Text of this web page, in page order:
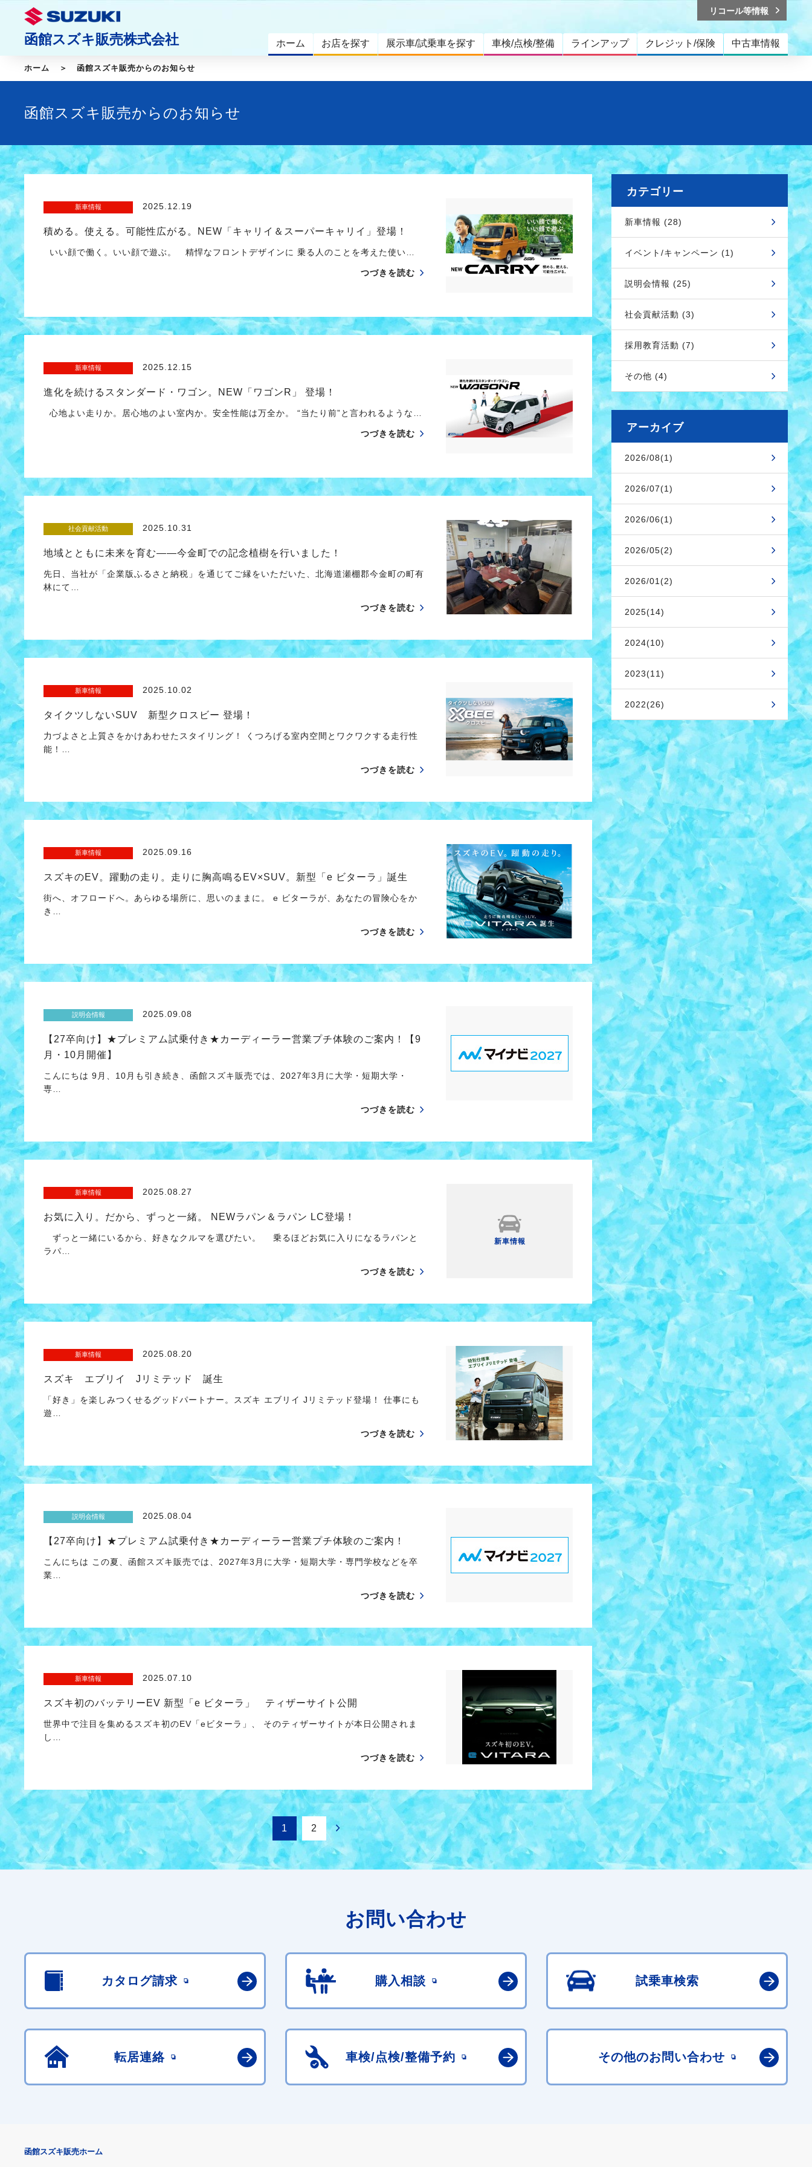
函館スズキ販売株式会社 ホーム お店を探す 展示車/試乗車を探す 車検/点検/整備 ラインアップ クレジット/保険 中古車情報
リコール等情報
ホーム 函館スズキ販売からのお知らせ
函館スズキ販売からのお知らせ
新車情報 2025.12.19
積める。使える。可能性広がる。NEW「キャリイ＆スーパーキャリイ」登場！
いい顔で働く。いい顔で遊ぶ。 精悍なフロントデザインに 乗る人のことを考えた使い…
つづきを読む
新車情報 2025.12.15
進化を続けるスタンダード・ワゴン。NEW「ワゴンR」 登場！
心地よい走りか。居心地のよい室内か。安全性能は万全か。 “当たり前”と言われるような…
つづきを読む
社会貢献活動 2025.10.31
地域とともに未来を育む——今金町での記念植樹を行いました！
先日、当社が「企業版ふるさと納税」を通じてご縁をいただいた、北海道瀬棚郡今金町の町有
林にて…
つづきを読む
新車情報 2025.10.02
タイクツしないSUV 新型クロスビー 登場！
力づよさと上質さをかけあわせたスタイリング！ くつろげる室内空間とワクワクする走行性
能！…
つづきを読む
新車情報 2025.09.16
スズキのEV。躍動の走り。走りに胸高鳴るEV×SUV。新型「e ビターラ」誕生
街へ、オフロードへ。あらゆる場所に、思いのままに。 e ビターラが、あなたの冒険心をか
き…
つづきを読む
説明会情報 2025.09.08
【27卒向け】★プレミアム試乗付き★カーディーラー営業プチ体験のご案内！【9
月・10月開催】
こんにちは 9月、10月も引き続き、函館スズキ販売では、2027年3月に大学・短期大学・
専…
つづきを読む
新車情報 2025.08.27
お気に入り。だから、ずっと一緒。 NEWラパン＆ラパン LC登場！
ずっと一緒にいるから、好きなクルマを選びたい。 乗るほどお気に入りになるラパンと
ラパ…
つづきを読む
新車情報
新車情報 2025.08.20
スズキ エブリイ Jリミテッド 誕生
「好き」を楽しみつくせるグッドパートナー。スズキ エブリイ Jリミテッド登場！ 仕事にも
遊…
つづきを読む
説明会情報 2025.08.04
【27卒向け】★プレミアム試乗付き★カーディーラー営業プチ体験のご案内！
こんにちは この夏、函館スズキ販売では、2027年3月に大学・短期大学・専門学校などを卒
業…
つづきを読む
新車情報 2025.07.10
スズキ初のバッテリーEV 新型「e ビターラ」 ティザーサイト公開
世界中で注目を集めるスズキ初のEV「eビターラ」、 そのティザーサイトが本日公開されま
し…
つづきを読む
1 2
カテゴリー
新車情報 (28)
イベント/キャンペーン (1)
説明会情報 (25)
社会貢献活動 (3)
採用教育活動 (7)
その他 (4)
アーカイブ
2026/08(1)
2026/07(1)
2026/06(1)
2026/05(2)
2026/01(2)
2025(14)
2024(10)
2023(11)
2022(26)
お問い合わせ
カタログ請求 購入相談 試乗車検索
転居連絡 車検/点検/整備予約 その他のお問い合わせ
函館スズキ販売ホーム